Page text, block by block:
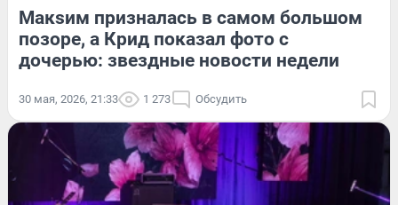
Макsим призналась в самом большом
позоре, а Крид показал фото с
дочерью: звездные новости недели
30 мая, 2026, 21:33 1 273 Обсудить